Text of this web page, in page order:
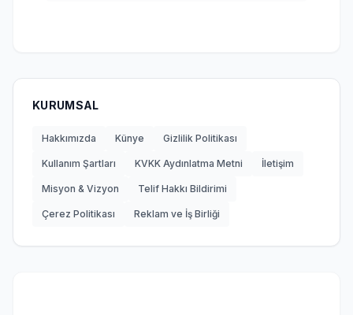
KURUMSAL
Hakkımızda Künye Gizlilik Politikası
Kullanım Şartları KVKK Aydınlatma Metni İletişim
Misyon & Vizyon Telif Hakkı Bildirimi
Çerez Politikası Reklam ve İş Birliği